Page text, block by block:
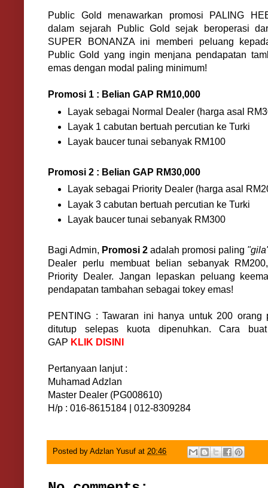
Public Gold menawarkan promosi PALING
dalam sejarah Public Gold sejak beroperasi
SUPER BONANZA ini memberi peluang
Public Gold yang ingin menjana pendapatan
emas dengan modal paling minimum!
Promosi 1 : Belian GAP RM10,000
Layak sebagai Normal Dealer (harga asal
Layak 1 cabutan bertuah percutian ke Turki
Layak baucer tunai sebanyak RM100
Promosi 2 : Belian GAP RM30,000
Layak sebagai Priority Dealer (harga asal
Layak 3 cabutan bertuah percutian ke Turki
Layak baucer tunai sebanyak RM300
Bagi Admin, Promosi 2 adalah promosi paling
Dealer perlu membuat belian sebanyak
Priority Dealer. Jangan lepaskan peluang
pendapatan tambahan sebagai tokey emas!
PENTING : Tawaran ini hanya untuk 200 orang
ditutup selepas kuota dipenuhkan. Cara
GAP KLIK DISINI
Pertanyaan lanjut :
Muhamad Adzlan
Master Dealer (PG008610)
H/p : 016-8615184 | 012-8309284
Posted by Adzlan Yusuf at 20:46